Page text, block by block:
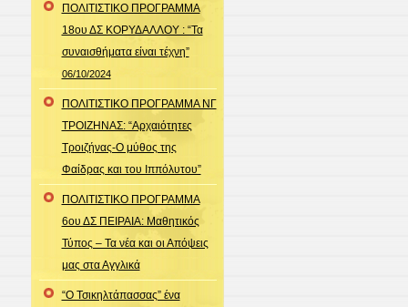
ΠΟΛΙΤΙΣΤΙΚΟ ΠΡΟΓΡΑΜΜΑ
18ου ΔΣ ΚΟΡΥΔΑΛΛΟΥ : “Τα
συναισθήματα είναι τέχνη”
06/10/2024
ΠΟΛΙΤΙΣΤΙΚΟ ΠΡΟΓΡΑΜΜΑ ΝΓ
ΤΡΟΙΖΗΝΑΣ: “Αρχαιότητες
Τροιζήνας-Ο μύθος της
Φαίδρας και του Ιππόλυτου”
ΠΟΛΙΤΙΣΤΙΚΟ ΠΡΟΓΡΑΜΜΑ
6ου ΔΣ ΠΕΙΡΑΙΑ: Μαθητικός
Τύπος – Τα νέα και οι Απόψεις
μας στα Αγγλικά
“Ο Τσικηλτάπασσας” ένα